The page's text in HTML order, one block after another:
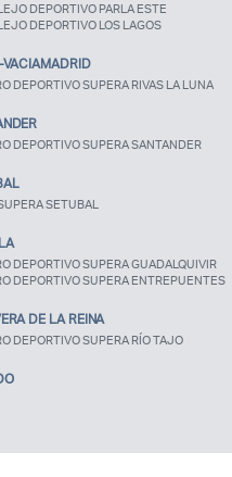
DEPORTIVO PARLA ESTE
DEPORTIVO LOS LAGOS
VACIAMADRID
DEPORTIVO SUPERA RIVAS LA LUNA
DEPORTIVO SUPERA SANTANDER
SETUBAL
DEPORTIVO SUPERA GUADALQUIVIR
DEPORTIVO SUPERA ENTREPUENTES
DE LA REINA
DEPORTIVO SUPERA RÍO TAJO